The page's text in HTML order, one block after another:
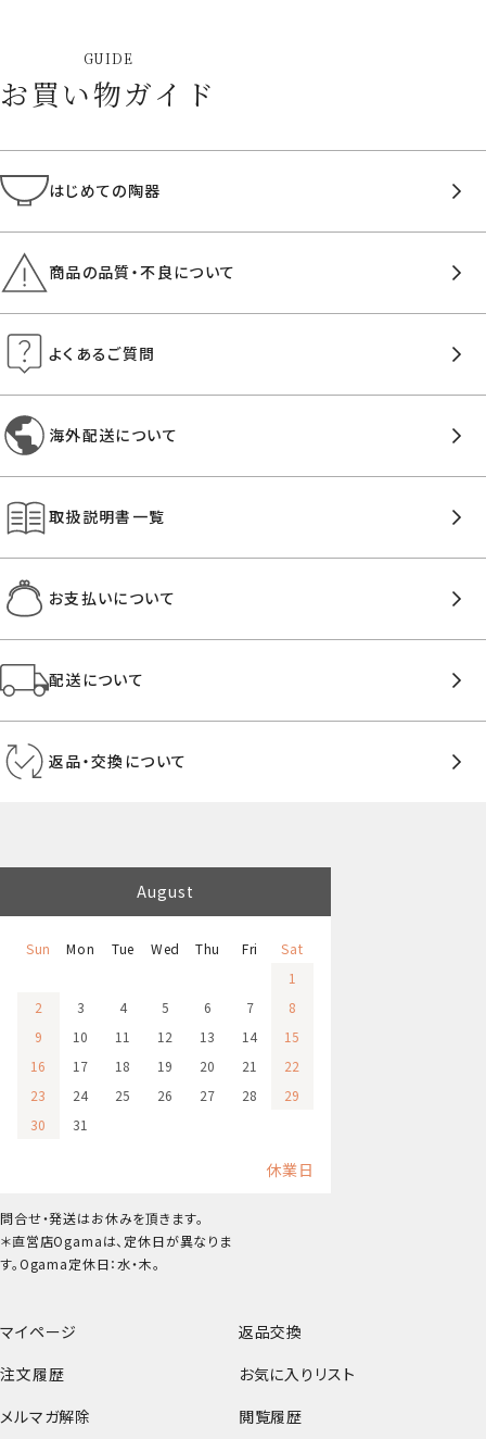
GUIDE
お買い物ガイド
はじめての陶器
商品の品質・不良について
よくあるご質問
海外配送について
取扱説明書一覧
お支払いについて
配送について
返品・交換について
マイページ
返品交換
注文履歴
お気に入りリスト
メルマガ解除
閲覧履歴
August
Sun Mon Tue Wed Thu Fri
Sat
1
2
3 4 5 6 7
8
9
10 11 12 13 14
15
16
17 18 19 20 21
22
23
24 25 26 27 28
29
30
31
休業日
問合せ・発送はお休みを頂きます。
＊直営店Ogamaは、定休日が異なりま
す。Ogama定休日：水・木。